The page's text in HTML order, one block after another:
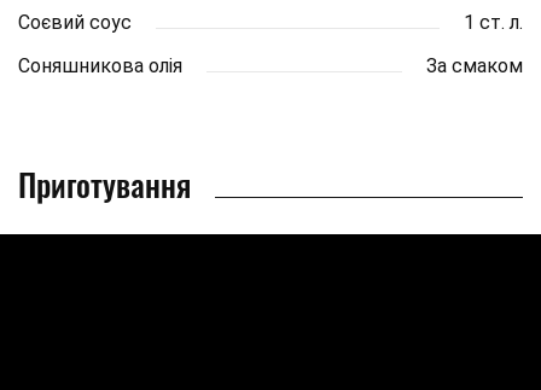
Соєвий соус
1 ст. л.
Соняшникова олія
За смаком
Приготування